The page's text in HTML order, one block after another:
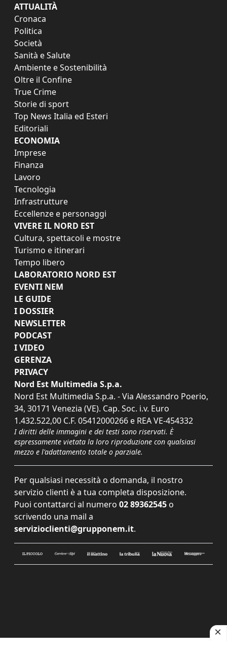
ATTUALITÀ
Cronaca
Politica
Società
Sanità e Salute
Ambiente e Sostenibilità
Oltre il Confine
True Crime
Storie di sport
Top News Italia ed Esteri
Editoriali
ECONOMIA
Imprese
Finanza
Lavoro
Tecnologia
Infrastrutture
Eccellenze e personaggi
VIVERE IL NORD EST
Cultura, spettacoli e mostre
Turismo e itinerari
Tempo libero
LABORATORIO NORD EST
EVENTI NEM
LE GUIDE
I DOSSIER
NEWSLETTER
PODCAST
I VIDEO
GERENZA
PRIVACY
Nord Est Multimedia S.p.a.
Nord Est Multimedia S.p.a. - Via Alessandro Poerio,
34, 30171 Venezia (VE). Cap. Soc. i.v. Euro
1.432.522,00 C.F. 05412000266 e REA VE-454332
I diritti delle immagini e dei testi sono riservati. È
espressamente vietata la loro riproduzione con qualsiasi
mezzo e l'adattamento totale o parziale.
Per qualsiasi necessità o domanda, il nostro
servizio clienti è a tua completa disposizione.
Puoi contattarci al numero 02 89362545 o
scrivendo una mail a
servizioclienti@grupponem.it.